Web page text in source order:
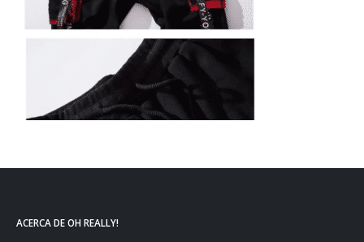
ACERCA DE OH REALLY!